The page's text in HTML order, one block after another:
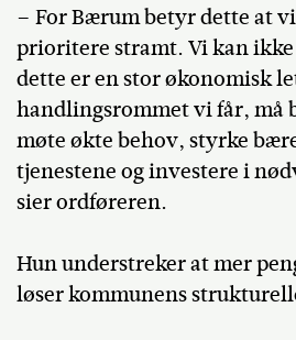
– For Bærum betyr dette at
prioritere stramt. Vi kan
dette er en stor økonomisk
handlingsrommet vi får, må
møte økte behov, styrke
tjenestene og investere i
sier ordføreren.
Hun understreker at mer
løser kommunens